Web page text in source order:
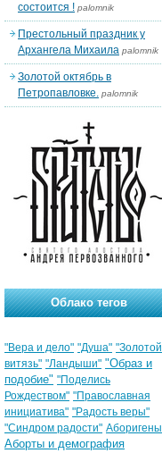
состоится ! palomnik
Престольный праздник у
Архангела Михаила palomnik
Золотой октябрь в
Петропавловке. palomnik
Облако тегов
"Вера и дело" "Душа" "Золотой
витязь" "Ландыши" "Образ и
подобие" "Поделись
Рождеством" "Православная
инициатива" "Радость веры"
"Синдром радости" Аборигены
Аборты и демография